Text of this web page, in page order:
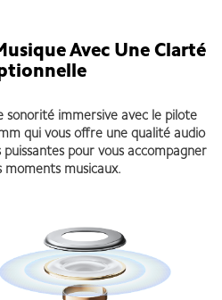
Avec Une Clarté
sonorité immersive avec le pilote
qui vous offre une qualité audio
pour vous accompagner
moments musicaux.